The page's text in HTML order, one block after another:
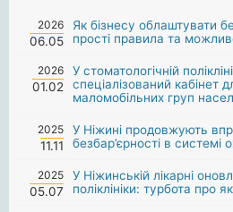
2026
06.05
Як бізнесу облаштувати
прості правила та
2026
01.02
У стоматологічній
спеціалізований кабінет
маломобільних груп
2025
11.11
У Ніжині продовжують
безбар’єрності в системі
2025
05.07
У Ніжинській лікарні
поліклініки: турбота про